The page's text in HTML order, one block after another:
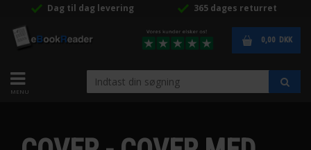
Dag til dag levering 365 dages returret
0,00 DKK